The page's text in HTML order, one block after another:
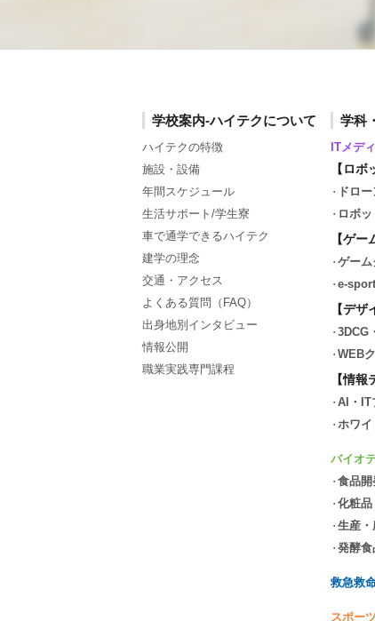
学校案内-ハイテクについて
ハイテクの特徴
施設・設備
年間スケジュール
生活サポート/学生寮
車で通学できるハイテク
建学の理念
交通・アクセス
よくある質問（FAQ）
出身地別インタビュー
情報公開
職業実践専門課程
学科
ITメデ
【ロボ
ドロ
ロボ
【ゲー
ゲーム
e-
【デ
3DCG
WEB
【情報
AI・IT
ホワイ
バイオ
食品開
化粧品
生産・
発酵食
救急救
スポー